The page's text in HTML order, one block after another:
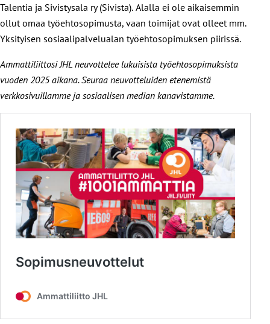
Talentia ja Sivistysala ry (Sivista). Alalla ei ole aikaisemmin
ollut omaa työehtosopimusta, vaan toimijat ovat olleet mm.
Yksityisen sosiaalipalvelualan työehtosopimuksen piirissä.
Ammattiliittosi JHL neuvottelee lukuisista työehtosopimuksista
vuoden 2025 aikana. Seuraa neuvotteluiden etenemistä
verkkosivuillamme ja sosiaalisen median kanavistamme.